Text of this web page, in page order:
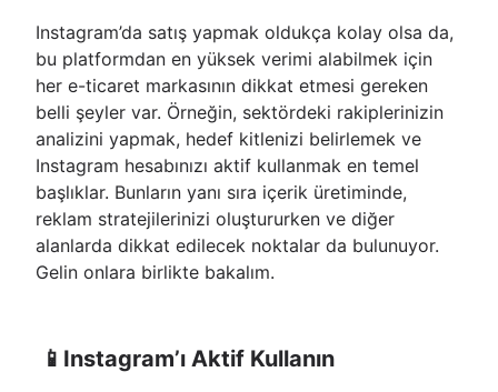
Instagram’da satış yapmak oldukça kolay olsa da,
bu platformdan en yüksek verimi alabilmek için
her e-ticaret markasının dikkat etmesi gereken
belli şeyler var. Örneğin, sektördeki rakiplerinizin
analizini yapmak, hedef kitlenizi belirlemek ve
Instagram hesabınızı aktif kullanmak en temel
başlıklar. Bunların yanı sıra içerik üretiminde,
reklam stratejilerinizi oluştururken ve diğer
alanlarda dikkat edilecek noktalar da bulunuyor.
Gelin onlara birlikte bakalım.
📱Instagram’ı Aktif Kullanın